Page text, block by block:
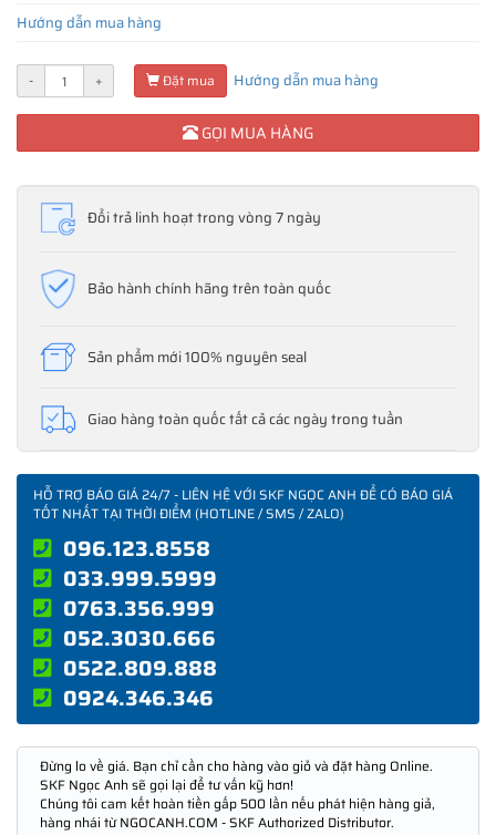
Hướng dẫn mua hàng
- + Đặt mua Hướng dẫn mua hàng
GỌI MUA HÀNG
Đổi trả linh hoạt trong vòng 7 ngày
Bảo hành chính hãng trên toàn quốc
Sản phẩm mới 100% nguyên seal
Giao hàng toàn quốc tất cả các ngày trong tuần
HỖ TRỢ BÁO GIÁ 24/7 - LIÊN HỆ VỚI SKF NGỌC ANH ĐỂ CÓ BÁO GIÁ
TỐT NHẤT TẠI THỜI ĐIỂM (HOTLINE / SMS / ZALO)
096.123.8558
033.999.5999
0763.356.999
052.3030.666
0522.809.888
0924.346.346
Đừng lo về giá. Bạn chỉ cần cho hàng vào giỏ và đặt hàng Online.
SKF Ngọc Anh sẽ gọi lại để tư vấn kỹ hơn!
Chúng tôi cam kết hoàn tiền gấp 500 lần nếu phát hiện hàng giả,
hàng nhái từ NGOCANH.COM - SKF Authorized Distributor.